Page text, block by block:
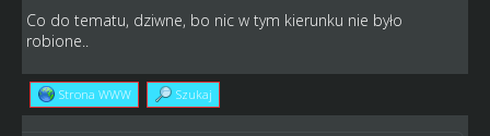
Co do tematu, dziwne, bo nic w tym kierunku nie było
robione..
Strona WWW Szukaj